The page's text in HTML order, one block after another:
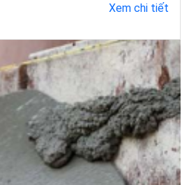
Xem chi tiết